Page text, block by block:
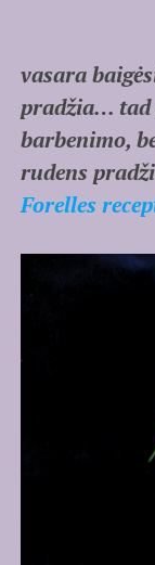
vasara
pradžia… tad
barbenimo,
rudens
Forelles